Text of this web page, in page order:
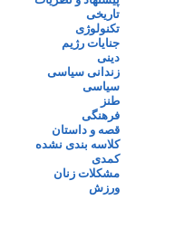
تاریخی
تکنولوژی
جنایات رژیم
دینی
زندانی سیاسی
سیاسی
طنز
فرهنگی
قصه و داستان
کلاسه بندی نشده
کمدی
مشکلات زنان
ورزش